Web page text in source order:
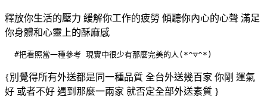
釋放你生活的壓力 緩解你工作的疲勞 傾聽你內心的心聲 滿足
你身體和心靈上的酥麻感
  #把看照當一種參考 現實中很少有那麼完美的人(*^▽^*)
{別覺得所有外送都是同一種品質 全台外送幾百家 你剛 運氣
好 或者不好 遇到那麼一兩家 就否定全部外送素質 }